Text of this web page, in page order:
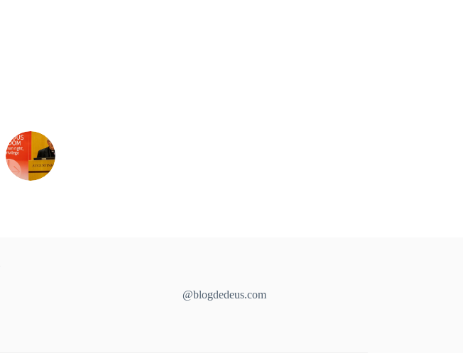
@blogdedeus.com